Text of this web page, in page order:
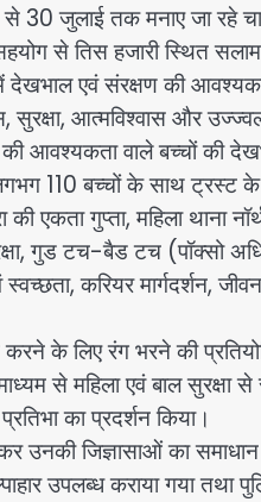
से 30 जुलाई तक मनाए जा रहे
से तिस हजारी स्थित
एवं संरक्षण की
सुरक्षा, आत्मविश्वास और
वाले बच्चों की
110 बच्चों के साथ ट्रस्ट के
एकता गुप्ता, महिला थाना
गुड टच-बैड टच (पॉक्सो
करियर मार्गदर्शन,
करने के लिए रंग भरने की
से महिला एवं बाल सुरक्षा
का प्रदर्शन किया।
उनकी जिज्ञासाओं का
उपलब्ध कराया गया